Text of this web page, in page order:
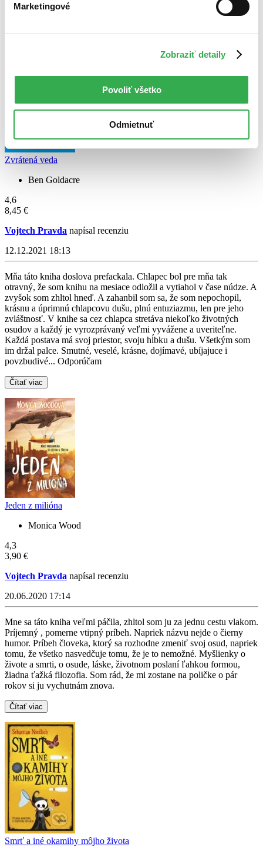
Marketingové
Zobraziť detaily
Povoliť všetko
Odmietnuť
02.03.2023 11:31
Zvrátená veda
Ben Goldacre
4,6
8,45 €
Vojtech Pravda napísal recenziu
12.12.2021 18:13
Mňa táto kniha doslova prefackala. Chlapec bol pre mňa tak
otravný, že som knihu na mesiace odložil a vytiahol v čase núdze. A
zvyšok som zhltol hneď. A zahanbil som sa, že som nepochopil,
krásnu a úprimnú chlapcovu dušu, plnú entuziazmu, len pre jeho
zvláštnosť. V knihe sa cez chlapca stretáva niekoľko životných
osudov a každý je vyrozprávaný veľmi vyvážene a uveriteľne.
Každá postava má svoj priestor, svoju hĺbku a dušu. Všetkým som
im držal palce. Smutné, veselé, krásne, dojímavé, ubíjajuce i
povzbudivé... Odporúčam
Čítať viac
Jeden z milióna
Monica Wood
4,3
3,90 €
Vojtech Pravda napísal recenziu
20.06.2020 17:14
Mne sa táto kniha veľmi páčila, zhltol som ju za jednu cestu vlakom.
Príjemný , pomerne vtipný príbeh. Napriek názvu nejde o čierny
humor. Príbeh človeka, ktorý sa rozhodne zmeniť svoj osud, napriek
tomu, že všetko nasvedčuje tomu, že je to nemožné. Myšlienky o
živote a smrti, o osude, láske, životnom poslaní ľahkou formou,
žiadna ťažká filozofia. Som rád, že mi zostane na poličke o pár
rokov si ju vychutnám znova.
Čítať viac
Smrť a iné okamihy môjho života